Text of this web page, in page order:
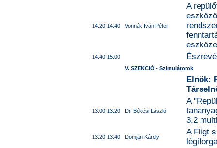
14:20-14:40 Vonnák Iván Péter
A
eszköze
14:40-15:00
V. SZEKCIÓ - Szimulátorok
Elnök:
13:00-13:20 Dr. Békési László
A
3.2
13:20-13:40 Domján Károly
A Fligt